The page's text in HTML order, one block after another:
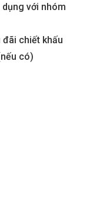
với nhóm
chiết khấu
có)